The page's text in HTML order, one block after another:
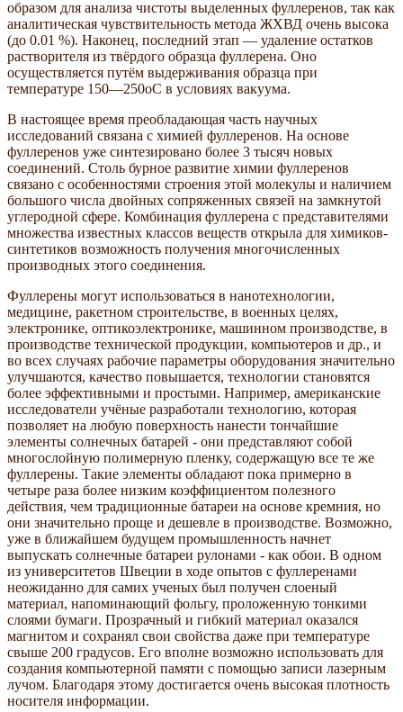
образом для анализа чистоты выделенных фуллеренов, так как
аналитическая чувствительность метода ЖХВД очень высока
(до 0.01 %). Наконец, последний этап — удаление остатков
растворителя из твёрдого образца фуллерена. Оно
осуществляется путём выдерживания образца при
температуре 150—250oС в условиях вакуума.
В настоящее время преобладающая часть научных
исследований связана с химией фуллеренов. На основе
фуллеренов уже синтезировано более 3 тысяч новых
соединений. Столь бурное развитие химии фуллеренов
связано с особенностями строения этой молекулы и наличием
большого числа двойных сопряженных связей на замкнутой
углеродной сфере. Комбинация фуллерена с представителями
множества известных классов веществ открыла для химиков-
синтетиков возможность получения многочисленных
производных этого соединения.
Фуллерены могут использоваться в нанотехнологии,
медицине, ракетном строительстве, в военных целях,
электронике, оптикоэлектронике, машинном производстве, в
производстве технической продукции, компьютеров и др., и
во всех случаях рабочие параметры оборудования значительно
улучшаются, качество повышается, технологии становятся
более эффективными и простыми. Например, американские
исследователи учёные разработали технологию, которая
позволяет на любую поверхность нанести тончайшие
элементы солнечных батарей - они представляют собой
многослойную полимерную пленку, содержащую все те же
фуллерены. Такие элементы обладают пока примерно в
четыре раза более низким коэффициентом полезного
действия, чем традиционные батареи на основе кремния, но
они значительно проще и дешевле в производстве. Возможно,
уже в ближайшем будущем промышленность начнет
выпускать солнечные батареи рулонами - как обои. В одном
из университетов Швеции в ходе опытов с фуллеренами
неожиданно для самих ученых был получен слоеный
материал, напоминающий фольгу, проложенную тонкими
слоями бумаги. Прозрачный и гибкий материал оказался
магнитом и сохранял свои свойства даже при температуре
свыше 200 градусов. Его вполне возможно использовать для
создания компьютерной памяти с помощью записи лазерным
лучом. Благодаря этому достигается очень высокая плотность
носителя информации.